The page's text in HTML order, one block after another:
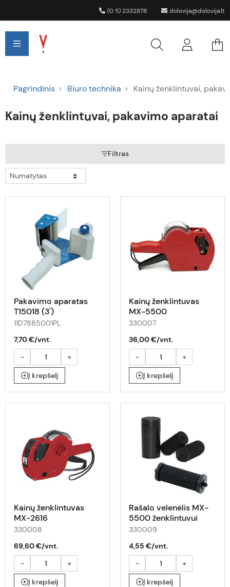
(0 5) 2332878 dolovija@dolovija.lt
Pagrindinis Biuro technika Kainų ženklintuvai,
Kainų ženklintuvai, pakavimo aparatai
Filtras
Pakavimo aparatas
T15018 (3')
11D7885001PL
7,70 €/vnt.
-
+
Į krepšelį
Kainų ženklintuvas
MX-5500
330007
36,00 €/vnt.
-
+
Į krepšelį
Kainų ženklintuvas
MX-2616
330008
69,60 €/vnt.
-
+
Į krepšelį
Rašalo velenėlis MX-
5500 ženklintuvui
20mm 1eil.
330009
4,55 €/vnt.
-
+
Į krepšelį